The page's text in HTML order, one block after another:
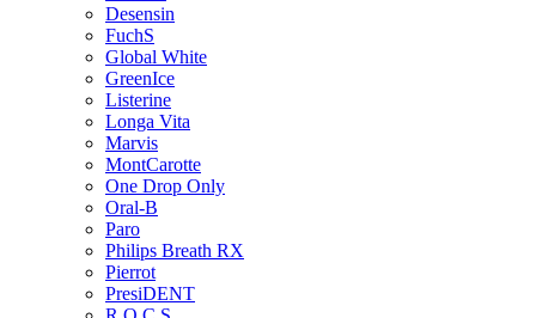
Desensin
FuchS
Global White
GreenIce
Listerine
Longa Vita
Marvis
MontCarotte
One Drop Only
Oral-B
Paro
Philips Breath RX
Pierrot
PresiDENT